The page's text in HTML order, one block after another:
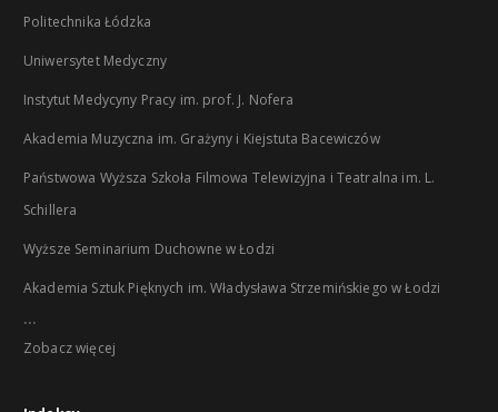
Politechnika Łódzka
Uniwersytet Medyczny
Instytut Medycyny Pracy im. prof. J. Nofera
Akademia Muzyczna im. Grażyny i Kiejstuta Bacewiczów
Państwowa Wyższa Szkoła Filmowa Telewizyjna i Teatralna im. L.
Schillera
Wyższe Seminarium Duchowne w Łodzi
Akademia Sztuk Pięknych im. Władysława Strzemińskiego w Łodzi
...
Zobacz więcej